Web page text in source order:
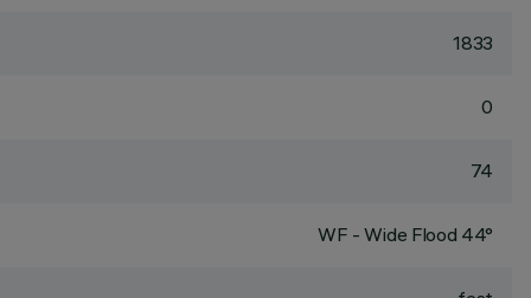
1833
0
74
WF - Wide Flood 44°